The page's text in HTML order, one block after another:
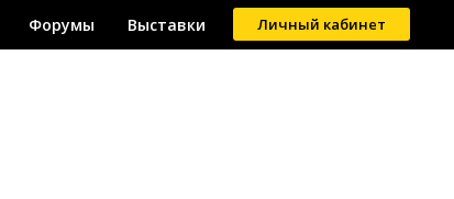
Форумы Выставки Личный кабинет